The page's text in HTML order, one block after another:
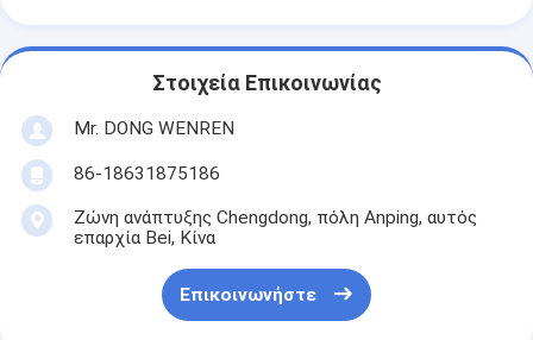
Στοιχεία Επικοινωνίας
Mr. DONG WENREN
86-18631875186
Ζώνη ανάπτυξης Chengdong, πόλη Anping, αυτός
επαρχία Bei, Κίνα
Επικοινωνήστε